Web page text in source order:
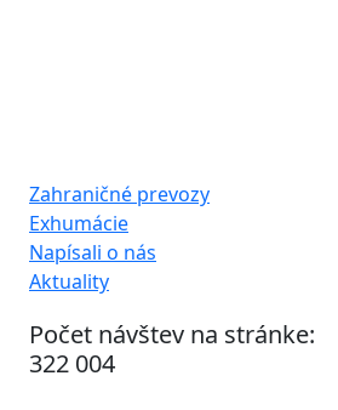
Zahraničné prevozy
Exhumácie
Napísali o nás
Aktuality
Počet návštev na stránke:
322 004